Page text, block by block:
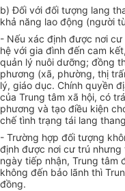
b) Đối với đối tượng lang
khả năng lao động (người
- Nếu xác định được nơi cư
hệ với gia đình đến cam
quản lý nuôi dưỡng; đồng
phương (xã, phường, thị
lý, giáo dục. Chính quyền
của Trung tâm xã hội, có
phương và tạo điều kiện
chế tình trạng tái lang
- Trường hợp đối tượng
định được nơi cư trú
ngày tiếp nhận, Trung tâm
không đến bảo lãnh thì
đồng.